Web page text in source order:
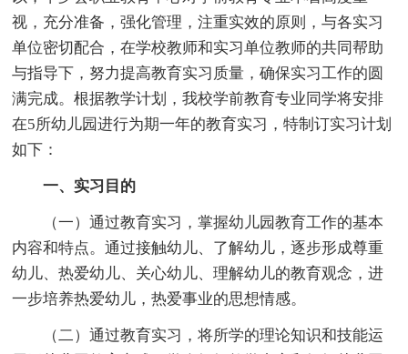
视，充分准备，强化管理，注重实效的原则，与各实习
单位密切配合，在学校教师和实习单位教师的共同帮助
与指导下，努力提高教育实习质量，确保实习工作的圆
满完成。根据教学计划，我校学前教育专业同学将安排
在5所幼儿园进行为期一年的教育实习，特制订实习计划
如下：
一、实习目的
（一）通过教育实习，掌握幼儿园教育工作的基本
内容和特点。通过接触幼儿、了解幼儿，逐步形成尊重
幼儿、热爱幼儿、关心幼儿、理解幼儿的教育观念，进
一步培养热爱幼儿，热爱事业的思想情感。
（二）通过教育实习，将所学的理论知识和技能运